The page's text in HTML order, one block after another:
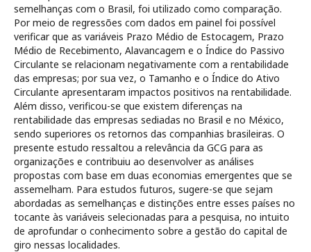
semelhanças com o Brasil, foi utilizado como comparação.
Por meio de regressões com dados em painel foi possível
verificar que as variáveis Prazo Médio de Estocagem, Prazo
Médio de Recebimento, Alavancagem e o Índice do Passivo
Circulante se relacionam negativamente com a rentabilidade
das empresas; por sua vez, o Tamanho e o Índice do Ativo
Circulante apresentaram impactos positivos na rentabilidade.
Além disso, verificou-se que existem diferenças na
rentabilidade das empresas sediadas no Brasil e no México,
sendo superiores os retornos das companhias brasileiras. O
presente estudo ressaltou a relevância da GCG para as
organizações e contribuiu ao desenvolver as análises
propostas com base em duas economias emergentes que se
assemelham. Para estudos futuros, sugere-se que sejam
abordadas as semelhanças e distinções entre esses países no
tocante às variáveis selecionadas para a pesquisa, no intuito
de aprofundar o conhecimento sobre a gestão do capital de
giro nessas localidades.